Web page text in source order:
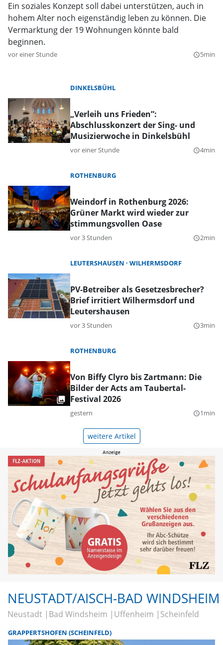
Ein soziales Konzept soll dabei unterstützen, auch in
hohem Alter noch eigenständig leben zu können. Die
Vermarktung der 19 Wohnungen könnte bald
beginnen.
vor einer Stunde query_builder5min
DINKELSBÜHL
„Verleih uns Frieden”:
Abschlusskonzert der Sing- und
Musizierwoche in Dinkelsbühl
vor einer Stunde query_builder4min
ROTHENBURG
Weindorf in Rothenburg 2026:
Grüner Markt wird wieder zur
stimmungsvollen Oase
vor 3 Stunden query_builder2min
LEUTERSHAUSEN WILHERMSDORF
PV-Betreiber als Gesetzesbrecher?
Brief irritiert Wilhermsdorf und
Leutershausen
vor 3 Stunden query_builder3min
ROTHENBURG
Von Biffy Clyro bis Zartmann: Die
Bilder der Acts am Taubertal-
Festival 2026
gestern query_builder1min
weitere Artikel
NEUSTADT/AISCH-BAD WINDSHEIM
Neustadt Bad Windsheim Uffenheim Scheinfeld
GRAPPERTSHOFEN (SCHEINFELD)